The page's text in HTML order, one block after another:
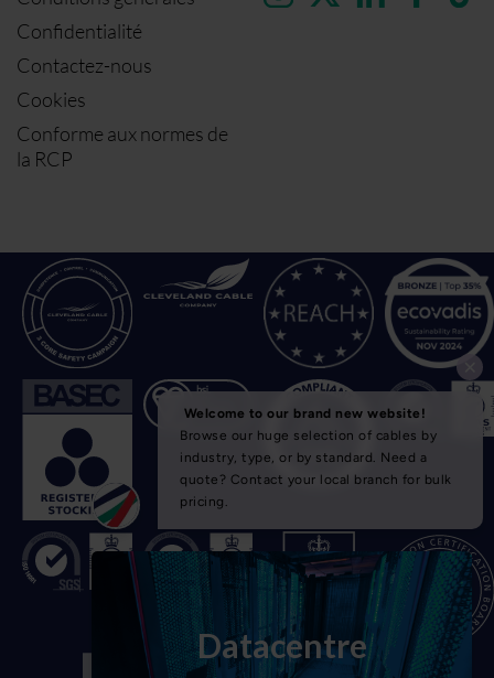
Confidentialité
Contactez-nous
Cookies
Conforme aux normes de
la RCP